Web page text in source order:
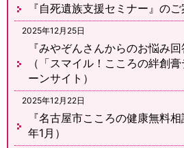
『自死遺族支援セミナー』のご
2025年12月25日
『みやぞんさんからのお悩み
（「スマイル！こころの絆創
ーンサイト）
2025年12月22日
『名古屋市こころの健康無料
年1月）